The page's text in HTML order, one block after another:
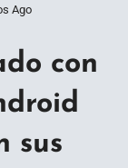
Ago
con
sus